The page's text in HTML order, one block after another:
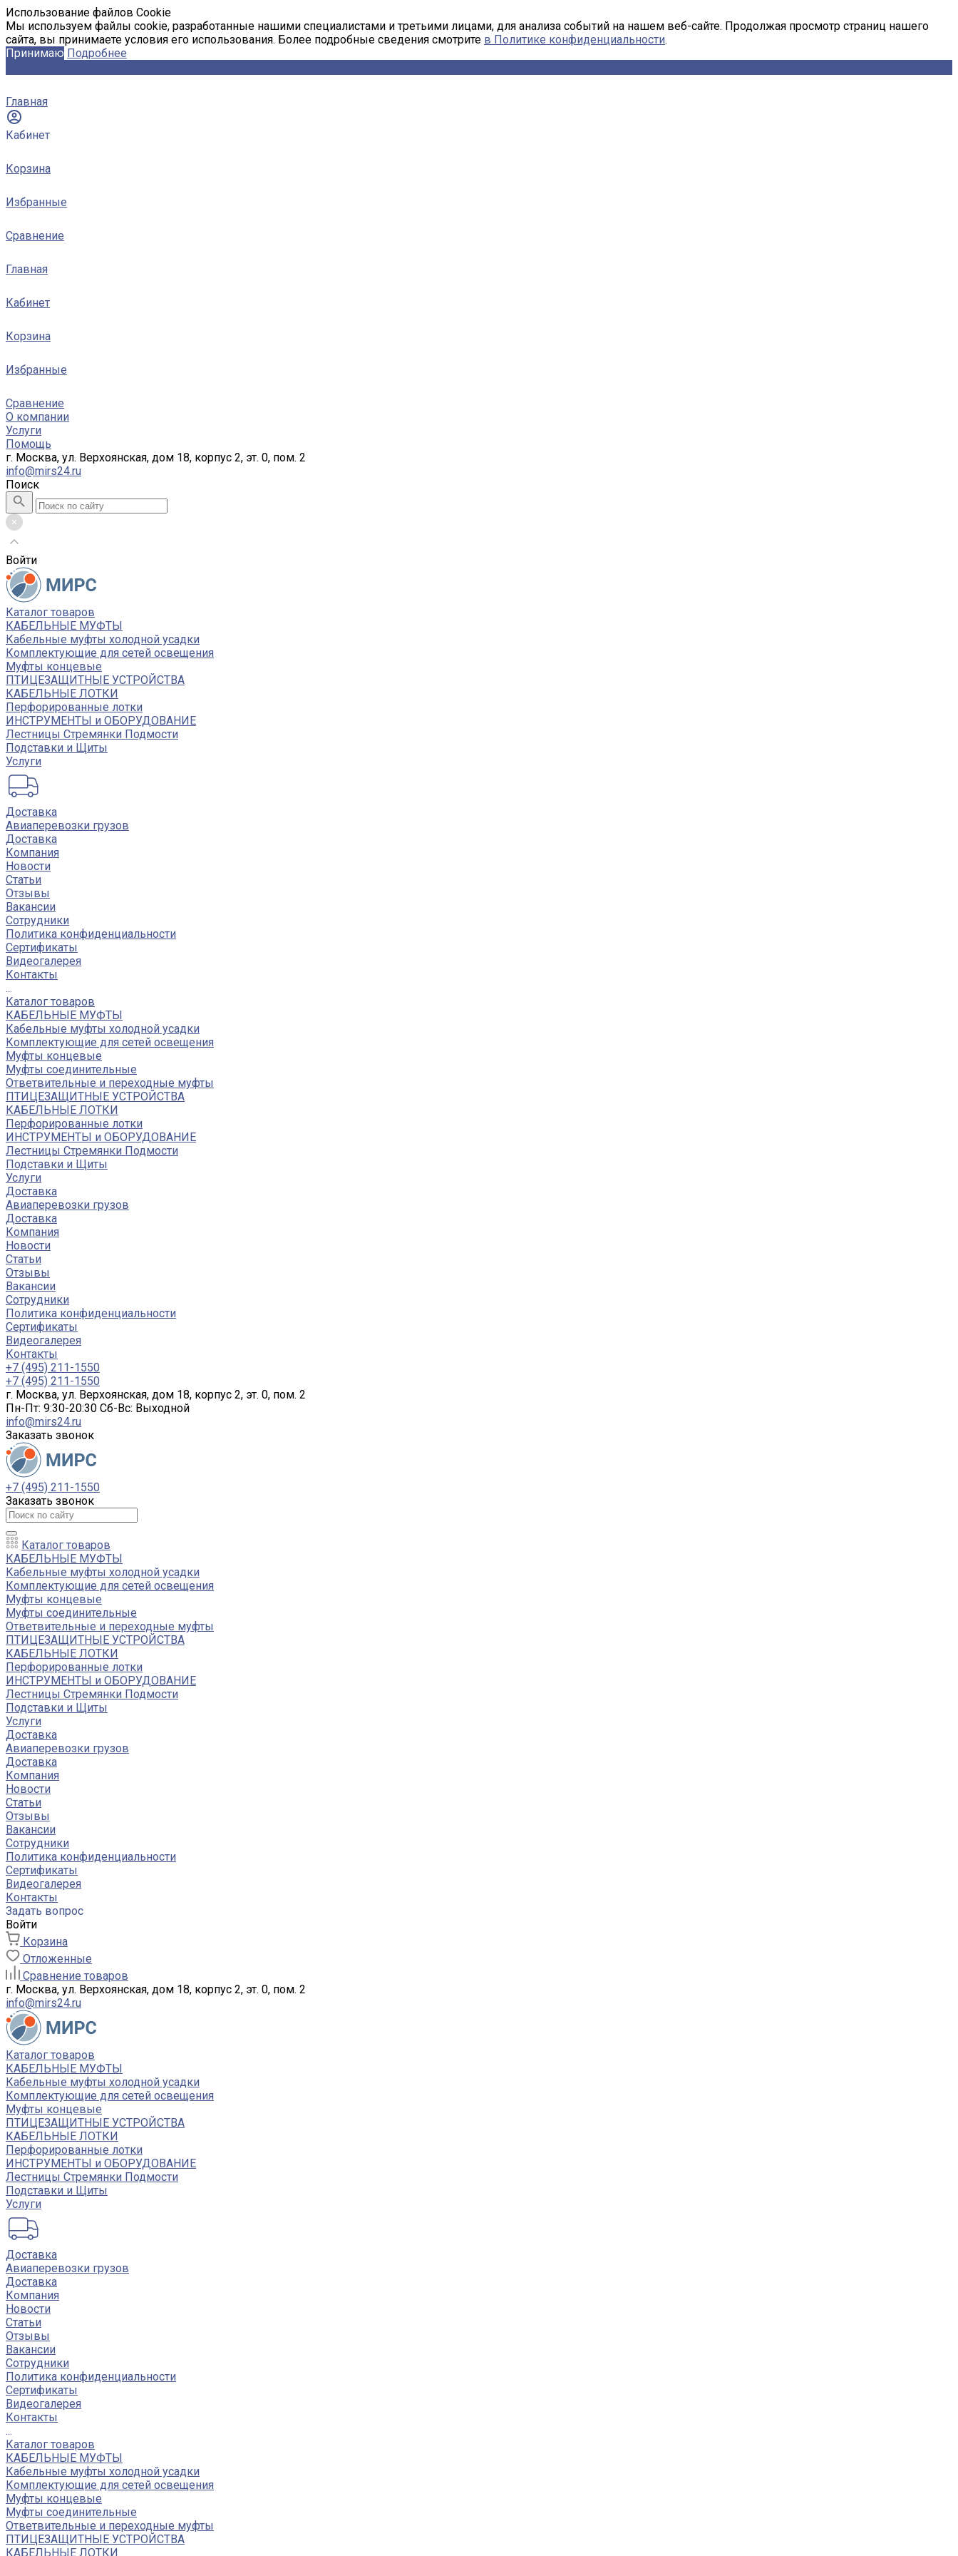
Использование файлов Cookie
Мы используем файлы cookie, разработанные нашими специалистами и третьими лицами, для анализа событий на нашем веб-сайте. Продолжая просмотр страниц нашего
сайта, вы принимаете условия его использования. Более подробные сведения смотрите в Политике конфиденциальности.
Принимаю Подробнее
Главная
Кабинет
Корзина
Избранные
Сравнение
Главная
Кабинет
Корзина
Избранные
Сравнение
О компании
Услуги
Помощь
г. Москва, ул. Верхоянская, дом 18, корпус 2, эт. 0, пом. 2
info@mirs24.ru
Поиск
Войти
Каталог товаров
КАБЕЛЬНЫЕ МУФТЫ
Кабельные муфты холодной усадки
Комплектующие для сетей освещения
Муфты концевые
ПТИЦЕЗАЩИТНЫЕ УСТРОЙСТВА
КАБЕЛЬНЫЕ ЛОТКИ
Перфорированные лотки
ИНСТРУМЕНТЫ и ОБОРУДОВАНИЕ
Лестницы Стремянки Подмости
Подставки и Щиты
Услуги
Доставка
Авиаперевозки грузов
Доставка
Компания
Новости
Статьи
Отзывы
Вакансии
Сотрудники
Политика конфиденциальности
Сертификаты
Видеогалерея
Контакты
...
Каталог товаров
КАБЕЛЬНЫЕ МУФТЫ
Кабельные муфты холодной усадки
Комплектующие для сетей освещения
Муфты концевые
Муфты соединительные
Ответвительные и переходные муфты
ПТИЦЕЗАЩИТНЫЕ УСТРОЙСТВА
КАБЕЛЬНЫЕ ЛОТКИ
Перфорированные лотки
ИНСТРУМЕНТЫ и ОБОРУДОВАНИЕ
Лестницы Стремянки Подмости
Подставки и Щиты
Услуги
Доставка
Авиаперевозки грузов
Доставка
Компания
Новости
Статьи
Отзывы
Вакансии
Сотрудники
Политика конфиденциальности
Сертификаты
Видеогалерея
Контакты
+7 (495) 211-1550
+7 (495) 211-1550
г. Москва, ул. Верхоянская, дом 18, корпус 2, эт. 0, пом. 2
Пн-Пт: 9:30-20:30 Cб-Вс: Выходной
info@mirs24.ru
Заказать звонок
+7 (495) 211-1550
Заказать звонок
Каталог товаров
КАБЕЛЬНЫЕ МУФТЫ
Кабельные муфты холодной усадки
Комплектующие для сетей освещения
Муфты концевые
Муфты соединительные
Ответвительные и переходные муфты
ПТИЦЕЗАЩИТНЫЕ УСТРОЙСТВА
КАБЕЛЬНЫЕ ЛОТКИ
Перфорированные лотки
ИНСТРУМЕНТЫ и ОБОРУДОВАНИЕ
Лестницы Стремянки Подмости
Подставки и Щиты
Услуги
Доставка
Авиаперевозки грузов
Доставка
Компания
Новости
Статьи
Отзывы
Вакансии
Сотрудники
Политика конфиденциальности
Сертификаты
Видеогалерея
Контакты
Задать вопрос
Войти
Корзина
Отложенные
Сравнение товаров
г. Москва, ул. Верхоянская, дом 18, корпус 2, эт. 0, пом. 2
info@mirs24.ru
Каталог товаров
КАБЕЛЬНЫЕ МУФТЫ
Кабельные муфты холодной усадки
Комплектующие для сетей освещения
Муфты концевые
ПТИЦЕЗАЩИТНЫЕ УСТРОЙСТВА
КАБЕЛЬНЫЕ ЛОТКИ
Перфорированные лотки
ИНСТРУМЕНТЫ и ОБОРУДОВАНИЕ
Лестницы Стремянки Подмости
Подставки и Щиты
Услуги
Доставка
Авиаперевозки грузов
Доставка
Компания
Новости
Статьи
Отзывы
Вакансии
Сотрудники
Политика конфиденциальности
Сертификаты
Видеогалерея
Контакты
...
Каталог товаров
КАБЕЛЬНЫЕ МУФТЫ
Кабельные муфты холодной усадки
Комплектующие для сетей освещения
Муфты концевые
Муфты соединительные
Ответвительные и переходные муфты
ПТИЦЕЗАЩИТНЫЕ УСТРОЙСТВА
КАБЕЛЬНЫЕ ЛОТКИ